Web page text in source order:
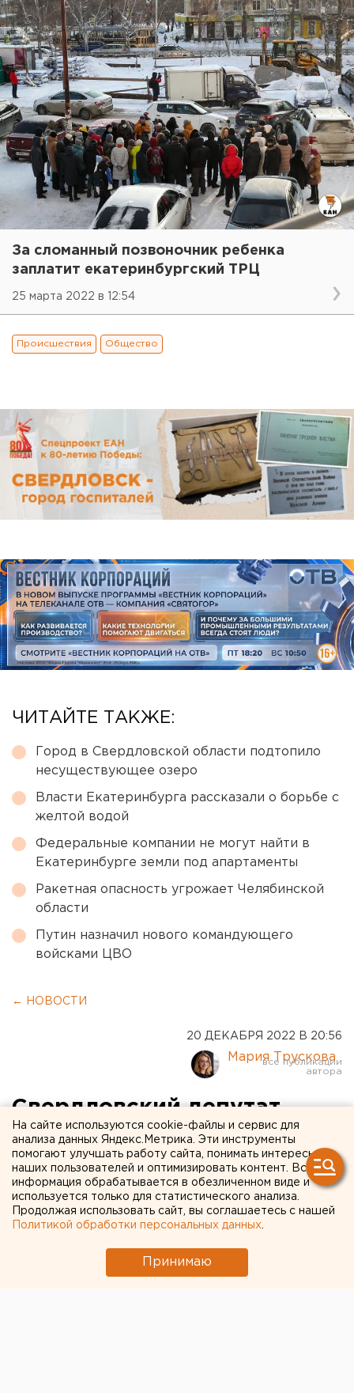
За сломанный позвоночник ребенка
заплатит екатеринбургский ТРЦ
25 марта 2022 в 12:54
Происшествия Общество
ЧИТАЙТЕ ТАКЖЕ:
Город в Свердловской области подтопило
несуществующее озеро
Власти Екатеринбурга рассказали о борьбе с
желтой водой
Федеральные компании не могут найти в
Екатеринбурге земли под апартаменты
Ракетная опасность угрожает Челябинской
области
Путин назначил нового командующего
войсками ЦВО
← НОВОСТИ
20 ДЕКАБРЯ 2022 В 20:56
Мария Трускова
Свердловский депутат
рассказал о планах
реализации проекта «Zа
самбо»
На сайте используются cookie-файлы и сервис для
анализа данных Яндекс.Метрика. Эти инструменты
помогают улучшать работу сайта, понимать интересы
наших пользователей и оптимизировать контент. Вся
информация обрабатывается в обезличенном виде и
используется только для статистического анализа.
Продолжая использовать сайт, вы соглашаетесь с нашей
Политикой обработки персональных данных
Принимаю